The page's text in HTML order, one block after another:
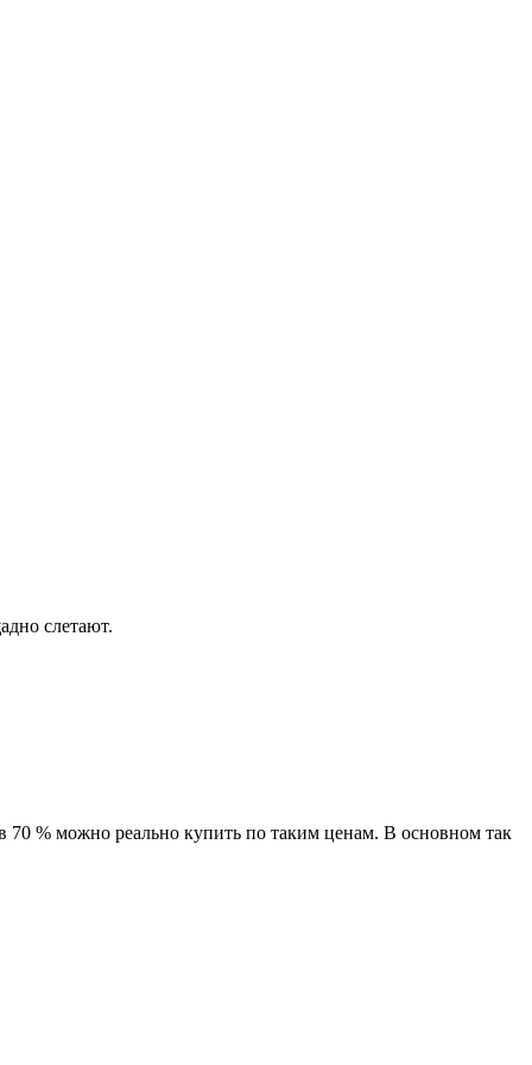
слетают.
% можно реально купить по таким ценам. В основном так